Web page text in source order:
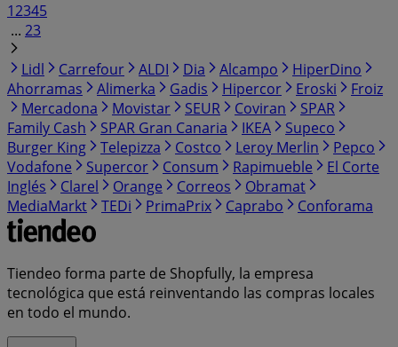
12345
... 23
Lidl
Carrefour ALDI Dia Alcampo
HiperDino
Ahorramas
Alimerka Gadis Hipercor Eroski
Froiz
Mercadona
Movistar SEUR Coviran
SPAR
Family Cash
SPAR Gran Canaria IKEA
Supeco
Burger King
Telepizza Costco Leroy Merlin
Pepco
Vodafone
Supercor Consum Rapimueble
El Corte
Inglés
Clarel Orange Correos
Obramat
MediaMarkt
TEDi PrimaPrix Caprabo Conforama
Tiendeo forma parte de Shopfully, la empresa
tecnológica que está reinventando las compras locales
en todo el mundo.